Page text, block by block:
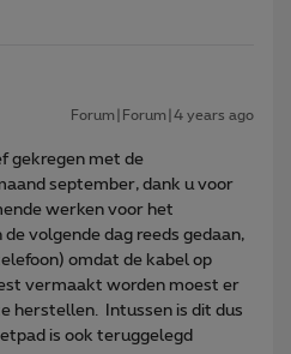
Forum|Forum|4 years ago
gekregen met de
september, dank u voor
werken voor het
volgende dag reeds gedaan,
omdat de kabel op
vermaakt worden moest er
herstellen. Intussen is dit dus
is ook teruggelegd